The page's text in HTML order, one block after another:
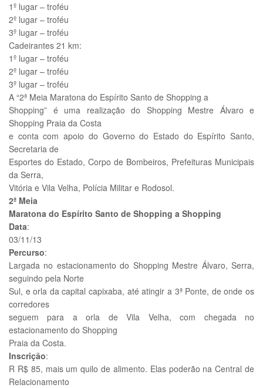
1º lugar – troféu
2º lugar – troféu
3º lugar – troféu
Cadeirantes 21 km:
1º lugar – troféu
2º lugar – troféu
3º lugar – troféu
A “2ª Meia Maratona do Espírito Santo de Shopping a
Shopping” é uma realização do Shopping Mestre Álvaro e
Shopping Praia da Costa
e conta com apoio do Governo do Estado do Espírito Santo,
Secretaria de
Esportes do Estado, Corpo de Bombeiros, Prefeituras Municipais
da Serra,
Vitória e Vila Velha, Polícia Militar e Rodosol.
2ª Meia
Maratona do Espírito Santo de Shopping a Shopping
Data:
03/11/13
Percurso:
Largada no estacionamento do Shopping Mestre Álvaro, Serra,
seguindo pela Norte
Sul, e orla da capital capixaba, até atingir a 3ª Ponte, de onde os
corredores
seguem para a orla de Vila Velha, com chegada no
estacionamento do Shopping
Praia da Costa.
Inscrição:
R R$ 85, mais um quilo de alimento. Elas poderão na Central de
Relacionamento